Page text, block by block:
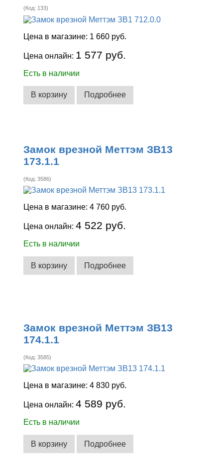
(Код: 133)
Цена в магазине: 1 660 руб.
Цена онлайн: 1 577 руб.
Есть в наличии
В корзину Подробнее
Замок врезной Меттэм ЗВ13
173.1.1
(Код:3586)
Цена в магазине:4 760 руб.
Цена онлайн:4 522 руб.
Есть в наличии
В корзину Подробнее
Замок врезной Меттэм ЗВ13
174.1.1
(Код:3585)
Цена в магазине:4 830 руб.
Цена онлайн:4 589 руб.
Есть в наличии
В корзину Подробнее